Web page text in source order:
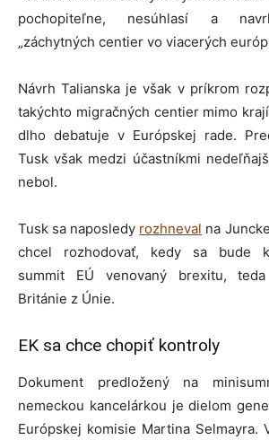
pochopiteľne, nesúhlasí a
„záchytných centier vo viacerých
Návrh Talianska je však v príkrom
takýchto migračných centier mimo
dlho debatuje v Európskej rade.
Tusk však medzi účastníkmi
nebol.
Tusk sa naposledy rozhneval na
chcel rozhodovať, kedy sa bude
summit EÚ venovaný brexitu,
Británie z Únie.
EK sa chce chopiť kontroly
Dokument predložený na
nemeckou kancelárkou je dielom
Európskej komisie Martina Selmayra.